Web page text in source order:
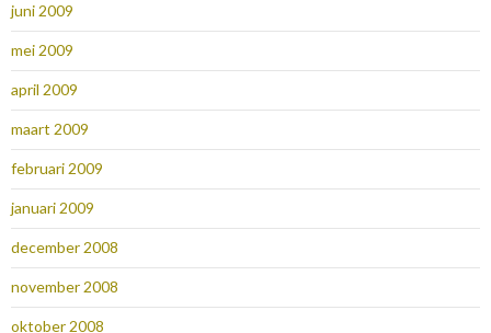
juni 2009
mei 2009
april 2009
maart 2009
februari 2009
januari 2009
december 2008
november 2008
oktober 2008